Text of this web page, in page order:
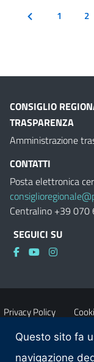
1 2
CONSIGLIO
TRASPARENZA
Amministrazione
CONTATTI
Posta elettronica
Centralino +39 070
SEGUICI SU
Privacy Policy
Accessibilità
Questo sito fa
navigazione